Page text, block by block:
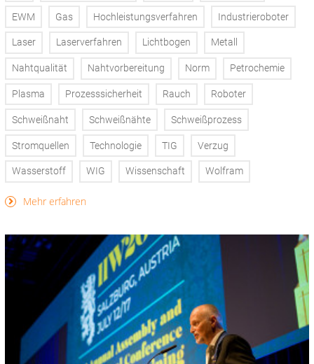
EWM Gas Hochleistungsverfahren Industrieroboter
Laser Laserverfahren Lichtbogen Metall
Nahtqualität Nahtvorbereitung Norm Petrochemie
Plasma Prozesssicherheit Rauch Roboter
Schweißnaht Schweißnähte Schweißprozess
Stromquellen Technologie TIG Verzug
Wasserstoff WIG Wissenschaft Wolfram
Mehr erfahren